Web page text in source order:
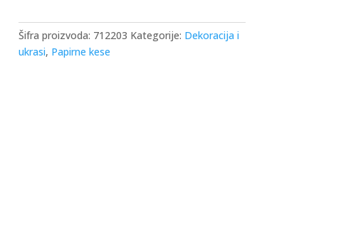
Šifra proizvoda: 712203 Kategorije: Dekoracija i
ukrasi, Papirne kese